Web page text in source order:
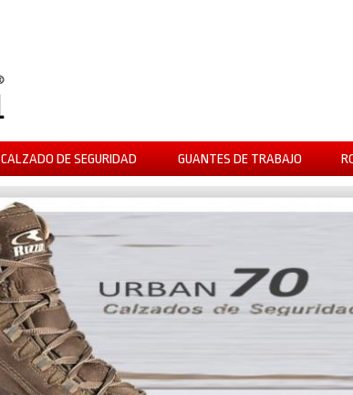
CALZADO DE SEGURIDAD GUANTES DE TRABAJO